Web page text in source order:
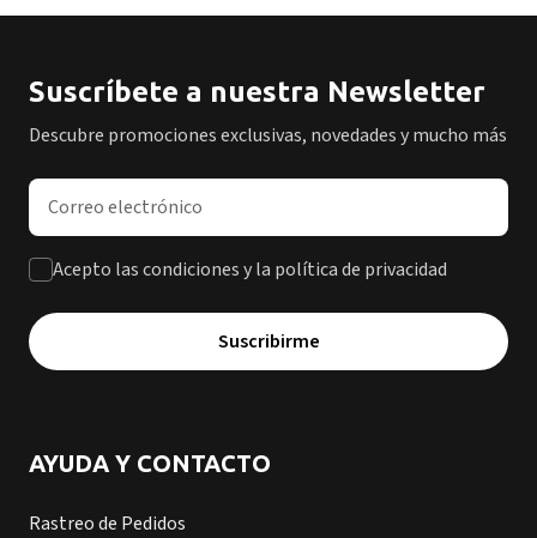
Suscríbete a nuestra Newsletter
Descubre promociones exclusivas, novedades y mucho más
Dirección de correo electrónico
Acepto las condiciones y la política de privacidad
Suscribirme
AYUDA Y CONTACTO
Rastreo de Pedidos